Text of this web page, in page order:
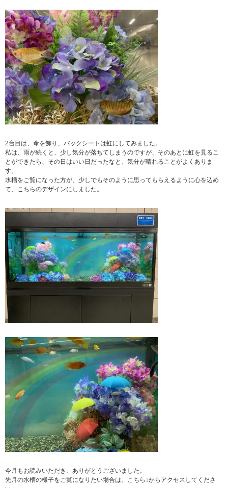
2台目は、傘を飾り、バックシートは虹にしてみました。
私は、雨が続くと、少し気分が落ちてしまうのですが、そのあとに虹を見るこ
とができたら、その日はいい日だったなと、気分が晴れることがよくありま
す。
水槽をご覧になった方が、少しでもそのように思ってもらえるように心を込め
て、こちらのデザインにしました。
今月もお読みいただき、ありがとうございました。
先月の水槽の様子をご覧になりたい場合は、こちら↓からアクセスしてくださ